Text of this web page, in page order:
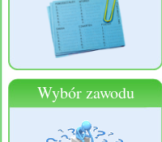
Wybór zawodu